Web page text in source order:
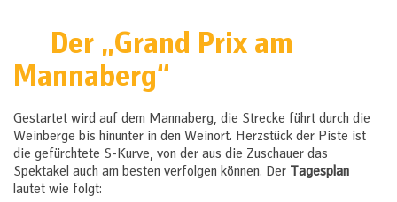
Der „Grand Prix am
Mannaberg“
Gestartet wird auf dem Mannaberg, die Strecke führt durch die
Weinberge bis hinunter in den Weinort. Herzstück der Piste ist
die gefürchtete S-Kurve, von der aus die Zuschauer das
Spektakel auch am besten verfolgen können. Der Tagesplan
lautet wie folgt: